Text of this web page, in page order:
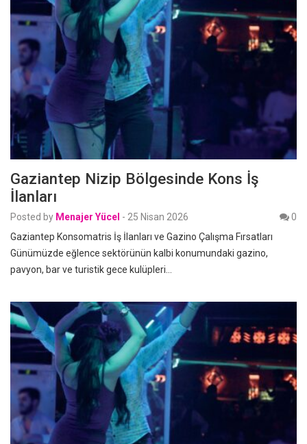
Gaziantep Nizip Bölgesinde Kons İş
İlanları
Posted by Menajer Yücel - 25 Nisan 2026
0
Gaziantep Konsomatris İş İlanları ve Gazino Çalışma Fırsatları
Günümüzde eğlence sektörünün kalbi konumundaki gazino,
pavyon, bar ve turistik gece kulüpleri…